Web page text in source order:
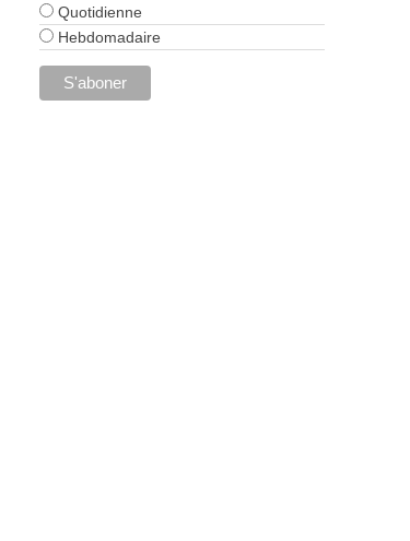
Quotidienne
Hebdomadaire